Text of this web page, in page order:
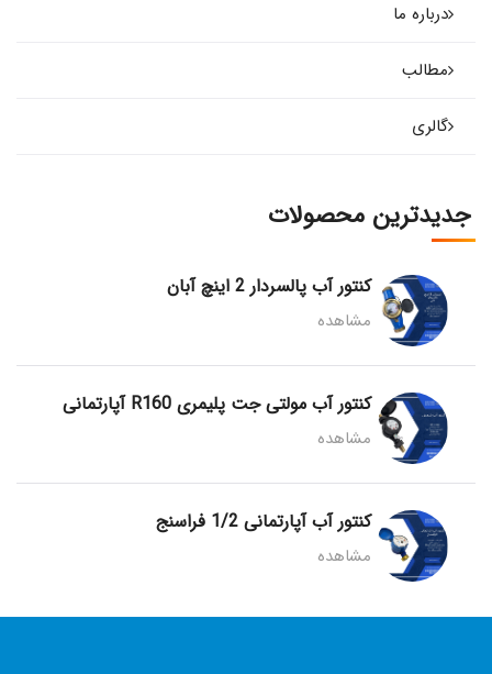
درباره ما
مطالب
گالری
جدیدترین محصولات
کنتور آب پالسردار 2 اینچ آبان
مشاهده
کنتور آب مولتی جت پلیمری R160 آپارتمانی
مشاهده
کنتور آب آپارتمانی 1/2 فراسنج
مشاهده